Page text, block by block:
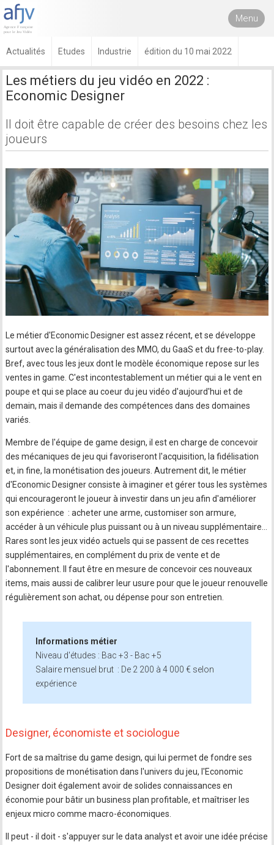
Menu
Actualités Etudes Industrie édition du 10 mai 2022
Les métiers du jeu vidéo en 2022 :
Economic Designer
Il doit être capable de créer des besoins chez les
joueurs
Le métier d'Economic Designer est assez récent, et se développe
surtout avec la généralisation des MMO, du GaaS et du free-to-play.
Bref, avec tous les jeux dont le modèle économique repose sur les
ventes in game. C'est incontestablement un métier qui a le vent en
poupe et qui se place au coeur du jeu vidéo d'aujourd'hui et de
demain, mais il demande des compétences dans des domaines
variés.
Membre de l'équipe de game design, il est en charge de concevoir
des mécaniques de jeu qui favoriseront l'acquisition, la fidélisation
et, in fine, la monétisation des joueurs. Autrement dit, le métier
d'Economic Designer consiste à imaginer et gérer tous les systèmes
qui encourageront le joueur à investir dans un jeu afin d'améliorer
son expérience : acheter une arme, customiser son armure,
accéder à un véhicule plus puissant ou à un niveau supplémentaire…
Rares sont les jeux vidéo actuels qui se passent de ces recettes
supplémentaires, en complément du prix de vente et de
l'abonnement. Il faut être en mesure de concevoir ces nouveaux
items, mais aussi de calibrer leur usure pour que le joueur renouvelle
régulièrement son achat, ou dépense pour son entretien.
Informations métier
Niveau d'études : Bac +3 - Bac +5
Salaire mensuel brut : De 2 200 à 4 000 € selon
expérience
Designer, économiste et sociologue
Fort de sa maîtrise du game design, qui lui permet de fondre ses
propositions de monétisation dans l'univers du jeu, l'Economic
Designer doit également avoir de solides connaissances en
économie pour bâtir un business plan profitable, et maîtriser les
enjeux micro comme macro-économiques.
Il peut - il doit - ­s'appuyer sur le data analyst et avoir une idée précise